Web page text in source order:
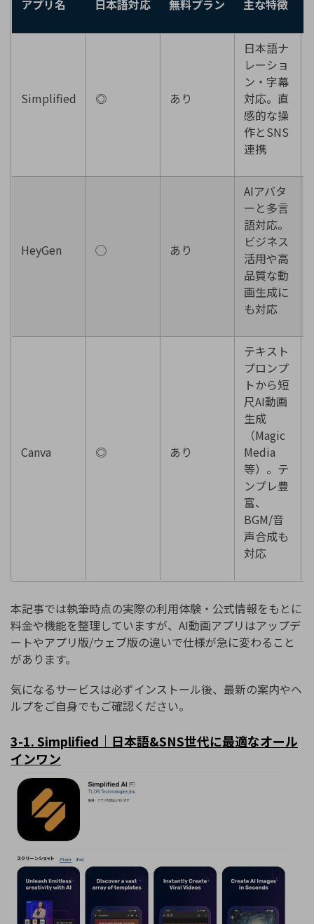
アプリ名 日本語対応 無料プラン 主な特徴
Simplified ◎ あり
日本語ナ
レーショ
ン・字幕
対応。直
感的な操
作とSNS
連携
HeyGen ◯ あり
AIアバタ
ーと多言
語対応。
ビジネス
活用や高
品質な動
画生成に
も対応
Canva ◎ あり
テキスト
プロンプ
トから短
尺AI動画
生成
（Magic
Media
等）。テ
ンプレ豊
富、
BGM/音
声合成も
対応
本記事では執筆時点の実際の利用体験・公式情報をもとに
料金や機能を整理していますが、AI動画アプリはアップデ
ートやアプリ版/ウェブ版の違いで仕様が急に変わること
があります。
気になるサービスは必ずインストール後、最新の案内やヘ
ルプをご自身でもご確認ください。
3-1. Simplified ｜日本語&SNS世代に最適なオール
インワン